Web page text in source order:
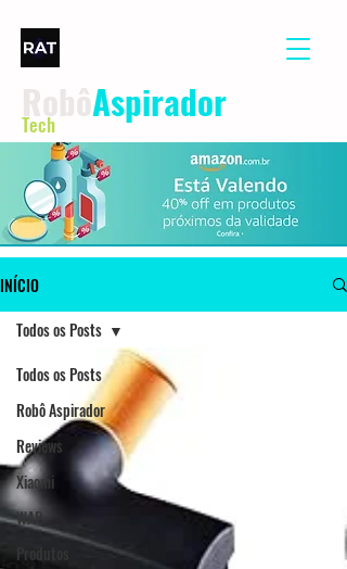
Aspirador
Tech
INÍCIO
Todos os Posts
Robô Aspirador
Reviews
Xiaomi
WAP
Produtos
Todos os Posts